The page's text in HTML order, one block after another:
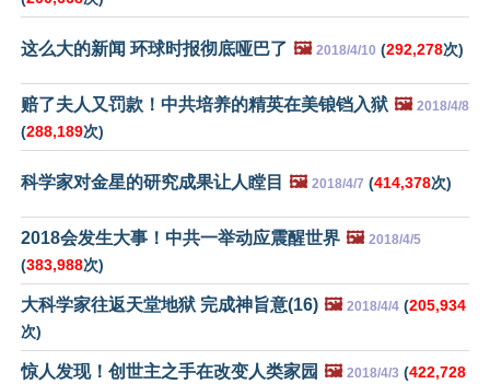
这么大的新闻 环球时报彻底哑巴了 🖼️ 2018/4/10 (292,278次)
赔了夫人又罚款！中共培养的精英在美锒铛入狱 🖼️ 2018/4/8
(288,189次)
科学家对金星的研究成果让人瞠目 🖼️ 2018/4/7 (414,378次)
2018会发生大事！中共一举动应震醒世界 🖼️ 2018/4/5
(383,988次)
大科学家往返天堂地狱 完成神旨意(16) 🖼️ 2018/4/4 (205,934
次)
惊人发现！创世主之手在改变人类家园 🖼️ 2018/4/3 (422,728